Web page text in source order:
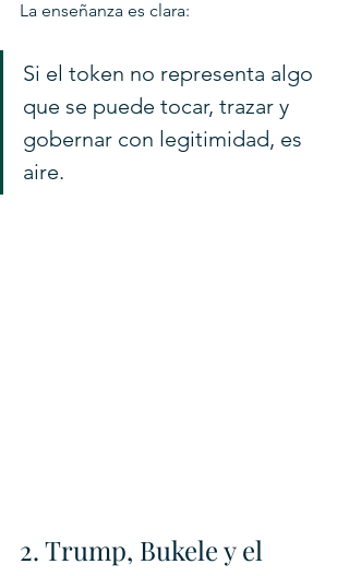
La enseñanza es clara:
Si el token no representa algo
que se puede tocar, trazar y
gobernar con legitimidad, es
aire.
2. Trump, Bukele y el